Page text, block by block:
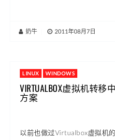
奶牛 2011年08月7日
LINUX WINDOWS
VIRTUALBOX虚拟机转
方案
以前也做过Virtualbox虚拟机